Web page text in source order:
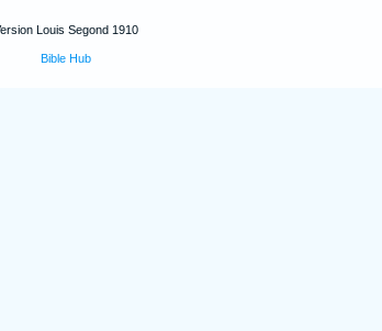
Louis Segond 1910
Bible Hub